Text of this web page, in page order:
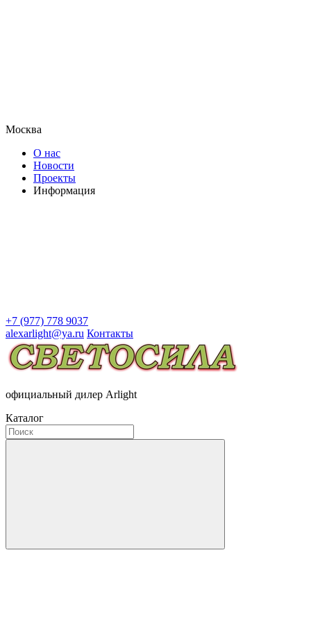
Москва
О нас
Новости
Проекты
Информация
+7 (977) 778 9037
alexarlight@ya.ru Контакты
официальный дилер Arlight
Каталог